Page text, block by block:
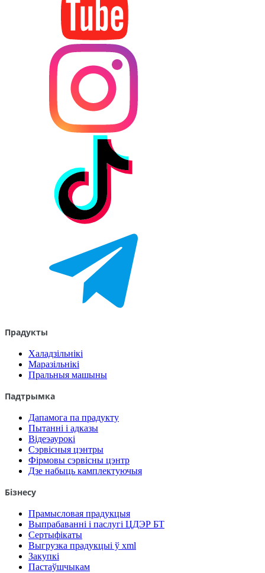
Прадукты
Халадзільнікі
Маразільнікі
Пральныя машыны
Падтрымка
Дапамога па прадукту
Пытанні і адказы
Відеэаурокі
Сэрвісныя цэнтры
Фірмовы сэрвісны цэнтр
Дзе набыць камплектуючыя
Бізнесу
Прамысловая прадукцыя
Выпрабаванні і паслугі ЦДЭР БТ
Сертыфікаты
Выгрузка прадукцыі ў xml
Закупкі
Пастаўшчыкам